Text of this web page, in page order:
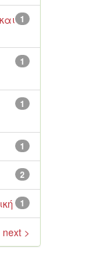
1
1
1
1
2
1
next >